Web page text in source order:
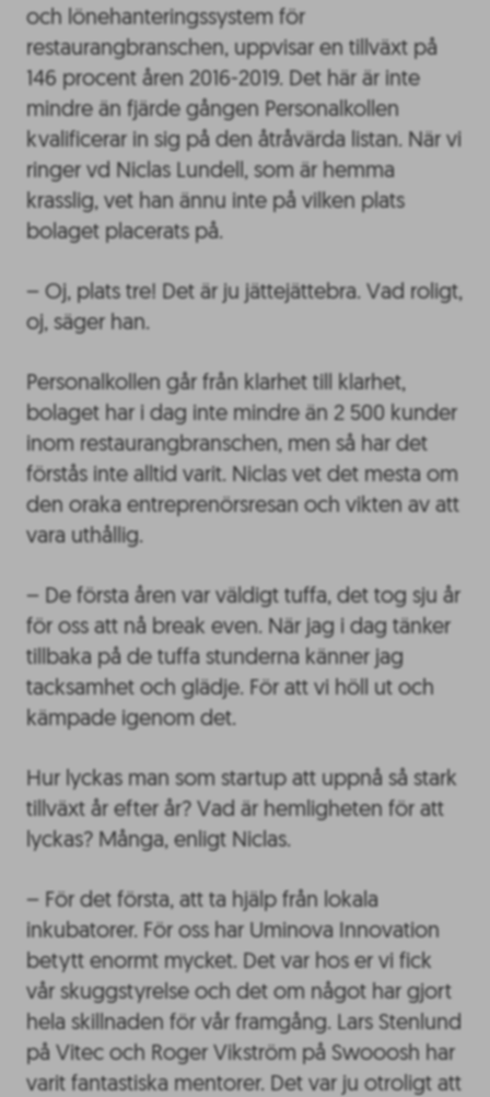
och lönehanteringssystem för
restaurangbranschen, uppvisar en tillväxt på
146 procent åren 2016-2019. Det här är inte
mindre än fjärde gången Personalkollen
kvalificerar in sig på den åtråvärda listan. När vi
ringer vd Niclas Lundell, som är hemma
krasslig, vet han ännu inte på vilken plats
bolaget placerats på.
– Oj, plats tre! Det är ju jättejättebra. Vad roligt,
oj, säger han.
Personalkollen går från klarhet till klarhet,
bolaget har i dag inte mindre än 2 500 kunder
inom restaurangbranschen, men så har det
förstås inte alltid varit. Niclas vet det mesta om
den oraka entreprenörsresan och vikten av att
vara uthållig.
– De första åren var väldigt tuffa, det tog sju år
för oss att nå break even. När jag i dag tänker
tillbaka på de tuffa stunderna känner jag
tacksamhet och glädje. För att vi höll ut och
kämpade igenom det.
Hur lyckas man som startup att uppnå så stark
tillväxt år efter år? Vad är hemligheten för att
lyckas? Många, enligt Niclas.
– För det första, att ta hjälp från lokala
inkubatorer. För oss har Uminova Innovation
betytt enormt mycket. Det var hos er vi fick
vår skuggstyrelse och det om något har gjort
hela skillnaden för vår framgång. Lars Stenlund
på Vitec och Roger Vikström på Swooosh har
varit fantastiska mentorer. Det var ju otroligt att